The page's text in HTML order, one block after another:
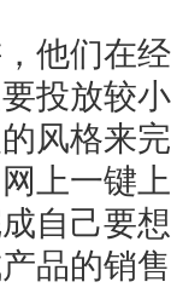
他们在
投放较
风格来
上一键
自己要
品的销